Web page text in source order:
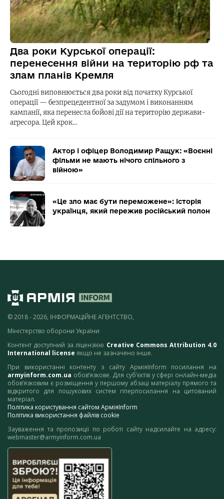
Два роки Курської операції:
перенесення війни на територію рф та
злам планів Кремля
Сьогодні виповнюється два роки від початку Курської
операції — безпрецедентної за задумом і виконанням
кампанії, яка перенесла бойові дії на територію держави-
агресора. Цей крок…
Актор і офіцер Володимир Ращук: «Воєнні
фільми не мають нічого спільного з
війною»
«Це зло має бути переможене»: історія
українця, який пережив російський полон
© 2018 - 2026, ІНФОРМАЦІЙНЕ АГЕНТСТВО,
Міністерство оборони України
Контент доступний за ліцензією Creative Commons Attribution 4.0
International license якщо не зазначено інше.
При використанні контенту з сайту АрміяInform посилання на
armyinform.com.ua обов’язкове. Для суб’єктів у сфері онлайн-медіа
обов’язковим є розміщення у першому абзаці матеріалу прямого та
відкритого для пошукових систем гіперпосилання на цитований
матеріал.
Політика користування сайтом АрміяInform
Політика використання файлів cookie
Зауваження та пропозиції по роботі сайту надсилайте на адресу:
webmaster@armyinform.com.ua